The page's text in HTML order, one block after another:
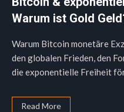
Warum ist Gold
Warum Bitcoin monetäre
den globalen Frieden, den
die exponentielle Freiheit
Read More